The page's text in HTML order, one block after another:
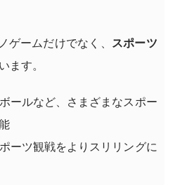
ゲームだけでなく、
スポーツ
ます。
ールなど、さまざまなスポー
ーツ観戦をよりスリリングに